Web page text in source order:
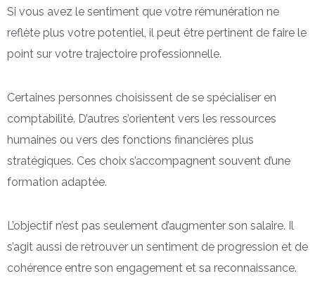
Si vous avez le sentiment que votre rémunération ne
reflète plus votre potentiel, il peut être pertinent de faire le
point sur votre trajectoire professionnelle.
Certaines personnes choisissent de se spécialiser en
comptabilité. D’autres s’orientent vers les ressources
humaines ou vers des fonctions financières plus
stratégiques. Ces choix s’accompagnent souvent d’une
formation adaptée.
L’objectif n’est pas seulement d’augmenter son salaire. Il
s’agit aussi de retrouver un sentiment de progression et de
cohérence entre son engagement et sa reconnaissance.